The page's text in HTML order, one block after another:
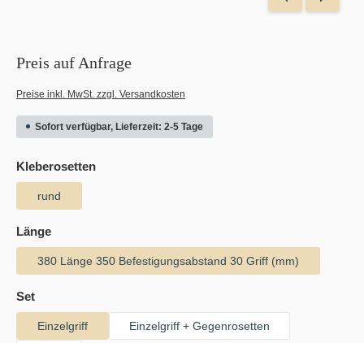
Preis auf Anfrage
Preise inkl. MwSt. zzgl. Versandkosten
Sofort verfügbar, Lieferzeit: 2-5 Tage
Kleberosettenauswählen
rund
Längeauswählen
380 Länge 350 Befestigungsabstand 30 Griff (mm)
Setauswählen
Einzelgriff Einzelgriff + Gegenrosetten